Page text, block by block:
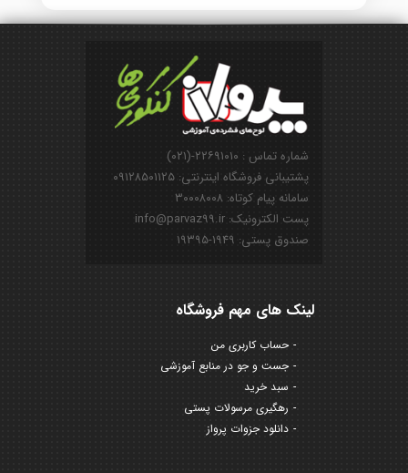
شماره تماس : ۲۲۶۹۱۰۱۰-(۰۲۱)
پشتیبانی فروشگاه اینترنتی: ۰۹۱۲۸۵۰۱۱۲۵
سامانه پیام کوتاه: ۳۰۰۰۸۰۰۸
پست الکترونیک: info@parvaz99.ir
صندوق پستی: ۱۹۴۹-۱۹۳۹۵
لینک های مهم فروشگاه
حساب کاربری من
جست و جو در منابع آموزشی
سبد خرید
رهگیری مرسولات پستی
دانلود جزوات پرواز